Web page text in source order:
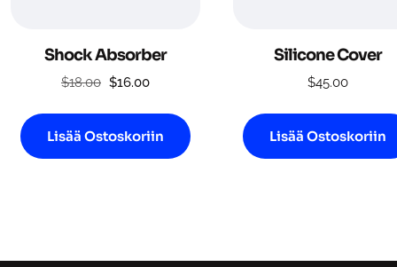
Shock Absorber
$18.00 Alkuperäinen
$18.00.
$16.00Nykyinen
$16.00.
Lisää Ostoskoriin
Silicone Cover
$45.00
Lisää Ostoskoriin